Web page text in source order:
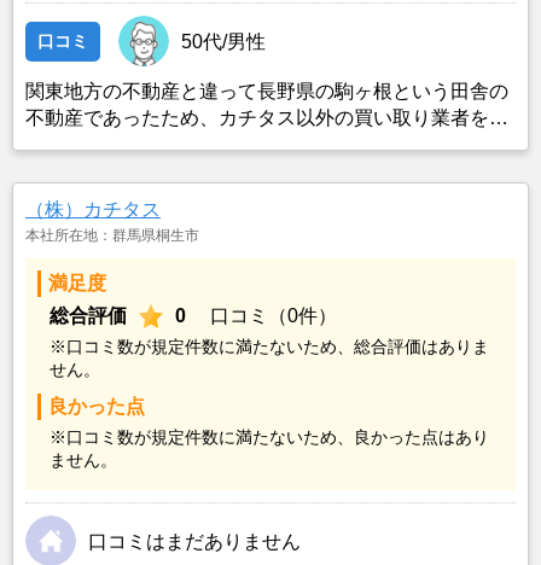
口コミ 50代/男性
関東地方の不動産と違って長野県の駒ヶ根という田舎の
不動産であったため、カチタス以外の買い取り業者をみ
も空き家の状態で不動産を残しておけないと考えて売却
を決めた。
（株）カチタス
本社所在地：群馬県桐生市
満足度
総合評価
0 口コミ（0件）
※口コミ数が規定件数に満たないため、総合評価はありま
せん。
良かった点
※口コミ数が規定件数に満たないため、良かった点はあり
ません。
口コミはまだありません